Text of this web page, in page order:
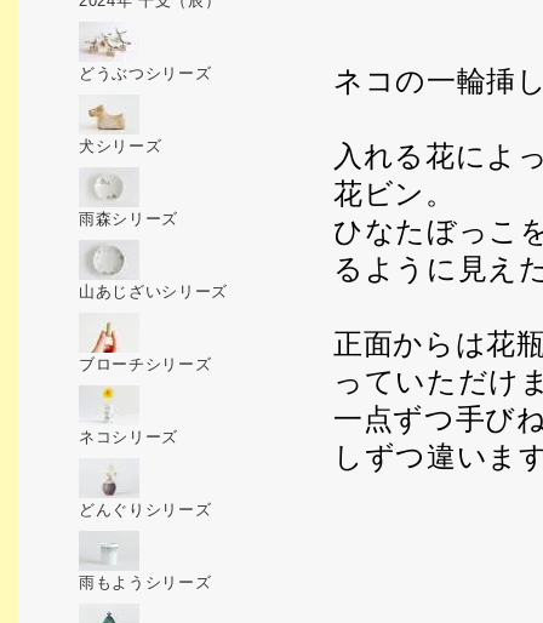
ネコの一輪挿
入れる花によ
花ビン。
ひなたぼっこ
るように見え
正面からは花
っていただけ
一点ずつ手び
しずつ違いま
どうぶつシリーズ
犬シリーズ
雨森シリーズ
山あじざいシリーズ
ブローチシリーズ
ネコシリーズ
どんぐりシリーズ
雨もようシリーズ